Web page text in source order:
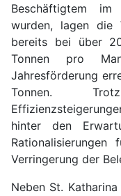
Beschäftigtem
wurden, lagen die
bereits bei über
Tonnen pro
Jahresförderung
Tonnen.
hinter den
Verringerung der
Neben St.